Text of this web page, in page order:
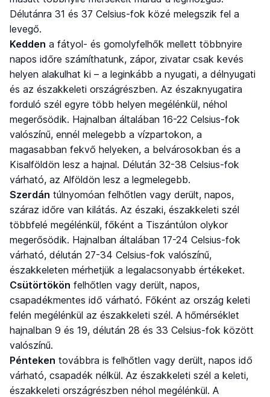
Délutánra 31 és 37 Celsius-fok közé melegszik fel a
levegő.
Kedden a fátyol- és gomolyfelhők mellett többnyire
napos időre számíthatunk, zápor, zivatar csak kevés
helyen alakulhat ki – a leginkább a nyugati, a délnyugati
és az északkeleti országrészben. Az északnyugatira
forduló szél egyre több helyen megélénkül, néhol
megerősödik. Hajnalban általában 16-22 Celsius-fok
valószínű, ennél melegebb a vízpartokon, a
magasabban fekvő helyeken, a belvárosokban és a
Kisalföldön lesz a hajnal. Délután 32-38 Celsius-fok
várható, az Alföldön lesz a legmelegebb.
Szerdán túlnyomóan felhőtlen vagy derült, napos,
száraz időre van kilátás. Az északi, északkeleti szél
többfelé megélénkül, főként a Tiszántúlon olykor
megerősödik. Hajnalban általában 17-24 Celsius-fok
várható, délután 27-34 Celsius-fok valószínű,
északkeleten mérhetjük a legalacsonyabb értékeket.
Csütörtökön felhőtlen vagy derült, napos,
csapadékmentes idő várható. Főként az ország keleti
felén megélénkül az északkeleti szél. A hőmérséklet
hajnalban 9 és 19, délután 28 és 33 Celsius-fok között
valószínű.
Pénteken továbbra is felhőtlen vagy derült, napos idő
várható, csapadék nélkül. Az északkeleti szél a keleti,
északkeleti országrészben néhol megélénkül. A